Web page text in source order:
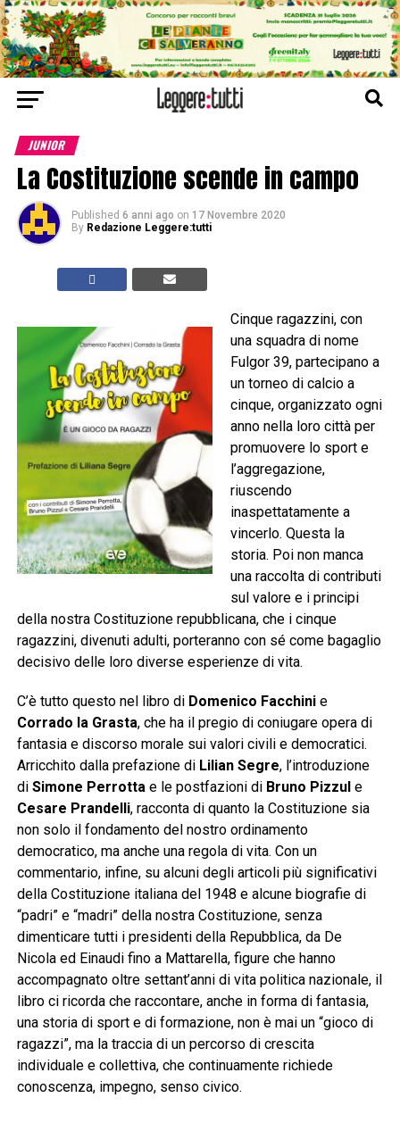
JUNIOR
La Costituzione scende in campo
Published 6 anni ago on 17 Novembre 2020
By Redazione Leggere:tutti
Cinque ragazzini, con
una squadra di nome
Fulgor 39, partecipano a
un torneo di calcio a
cinque, organizzato ogni
anno nella loro città per
promuovere lo sport e
l’aggregazione,
riuscendo
inaspettatamente a
vincerlo. Questa la
storia. Poi non manca
una raccolta di contributi
sul valore e i principi
della nostra Costituzione repubblicana, che i cinque
ragazzini, divenuti adulti, porteranno con sé come bagaglio
decisivo delle loro diverse esperienze di vita.
C’è tutto questo nel libro di Domenico Facchinie
Corrado la Grasta, che ha il pregio di coniugare opera di
fantasia e discorso morale sui valori civili e democratici.
Arricchito dalla prefazione di Lilian Segre, l’introduzione
di Simone Perrottae le postfazioni di Bruno Pizzul e
Cesare Prandelli, racconta di quanto la Costituzione sia
non solo il fondamento del nostro ordinamento
democratico, ma anche una regola di vita. Con un
commentario, infine, su alcuni degli articoli più significativi
della Costituzione italiana del 1948 e alcune biografie di
“padri” e “madri” della nostra Costituzione, senza
dimenticare tutti i presidenti della Repubblica, da De
Nicola ed Einaudi fino a Mattarella, figure che hanno
accompagnato oltre settant’anni di vita politica nazionale, il
libro ci ricorda che raccontare, anche in forma di fantasia,
una storia di sport e di formazione, non è mai un “gioco di
ragazzi”, ma la traccia di un percorso di crescita
individuale e collettiva, che continuamente richiede
conoscenza, impegno, senso civico.